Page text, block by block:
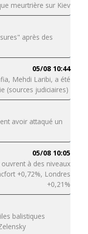
meurtrière sur Kiev
après des
05/08 10:44
Mehdi Laribi, a été
(sources judiciaires)
avoir attaqué un
05/08 10:05
à des niveaux
+0,72%, Londres
+0,21%
balistiques